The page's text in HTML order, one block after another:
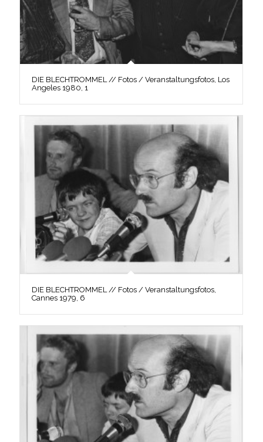
DIE BLECHTROMMEL // Fotos / Veranstaltungsfotos, Los
Angeles 1980, 1
DIE BLECHTROMMEL // Fotos / Veranstaltungsfotos,
Cannes 1979, 6